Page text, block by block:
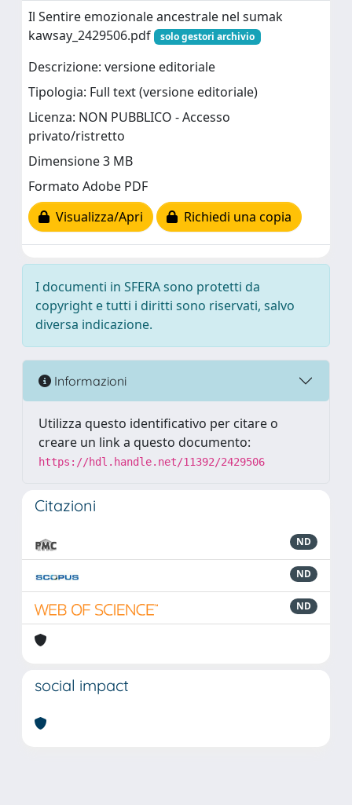
Il Sentire emozionale ancestrale nel sumak
kawsay_2429506.pdf
solo gestori archivio
Descrizione: versione editoriale
Tipologia: Full text (versione editoriale)
Licenza: NON PUBBLICO - Accesso
privato/ristretto
Dimensione 3 MB
Formato Adobe PDF
Visualizza/Apri
Richiedi una copia
I documenti in SFERA sono protetti da
copyright e tutti i diritti sono riservati, salvo
diversa indicazione.
Informazioni
Utilizza questo identificativo per citare o
creare un link a questo documento:
https://hdl.handle.net/11392/2429506
Citazioni
ND
ND
ND
social impact